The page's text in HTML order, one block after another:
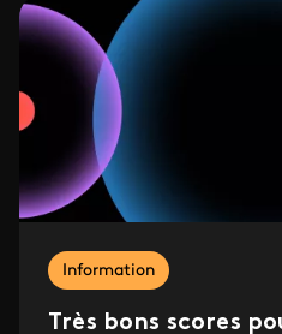
Information
Très bons scores